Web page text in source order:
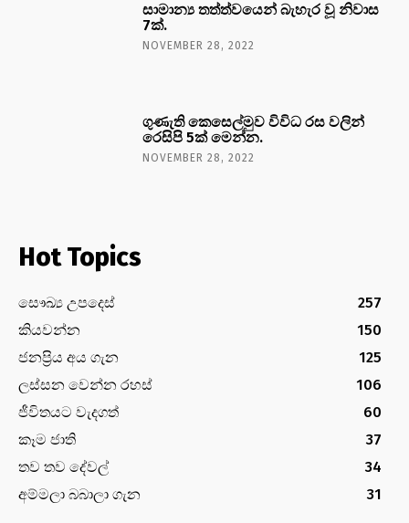
සාමාන්‍ය තත්ත්වයෙන් බැහැර වූ නිවාස
7ක්.
NOVEMBER 28, 2022
ගුණැති කෙසෙල්මුව විවිධ රස වලින්
රෙසිපි 5ක් මෙන්න.
NOVEMBER 28, 2022
Hot Topics
සෞඛ්‍ය උපදෙස්
257
කියවන්න
150
ජනප්‍රිය අය ගැන
125
ලස්සන වෙන්න රහස්
106
ජීවිතයට වැදගත්
60
කෑම ජාති
37
තව තව දේවල්
34
අම්මලා බබාලා ගැන
31